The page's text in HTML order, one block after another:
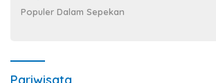
Populer Dalam Sepekan
Pariwisata